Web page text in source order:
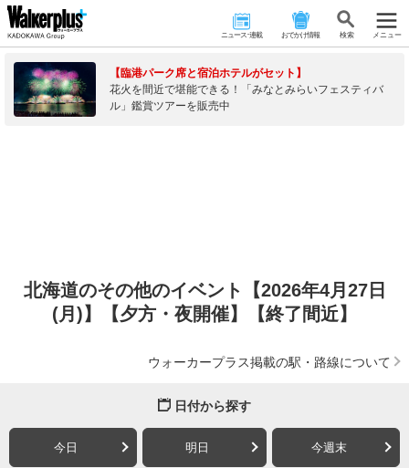
ニュース･連載 おでかけ情報 検 索 メニュー
【臨港パーク席と宿泊ホテルがセット】
花火を間近で堪能できる！「みなとみらいフェスティバ
ル」鑑賞ツアーを販売中
北海道のその他のイベント【2026年4月27日
(月)】【夕方・夜開催】【終了間近】
ウォーカープラス掲載の駅・路線について
日付から探す
今日 明日 今週末